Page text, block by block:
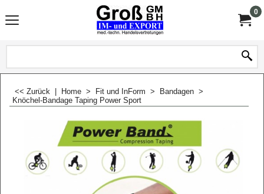
0
<< Zurück Home > Fit und InForm > Bandagen >
Knöchel-Bandage Taping Power Sport